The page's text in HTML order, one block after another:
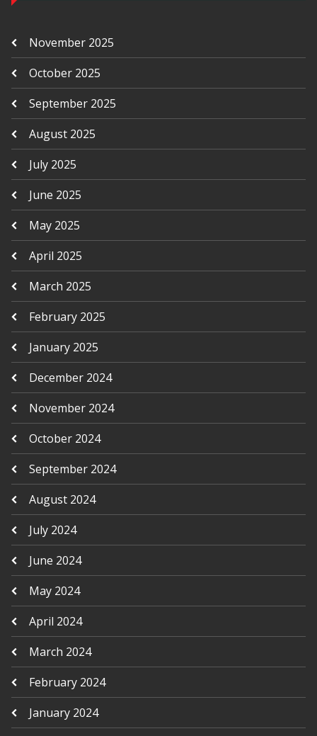
November 2025
October 2025
September 2025
August 2025
July 2025
June 2025
May 2025
April 2025
March 2025
February 2025
January 2025
December 2024
November 2024
October 2024
September 2024
August 2024
July 2024
June 2024
May 2024
April 2024
March 2024
February 2024
January 2024